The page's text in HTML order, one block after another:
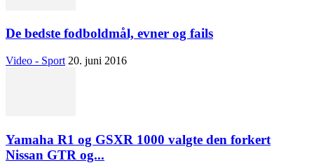
De bedste fodboldmål, evner og fails
Video - Sport 20. juni 2016
Yamaha R1 og GSXR 1000 valgte den forkert
Nissan GTR og...